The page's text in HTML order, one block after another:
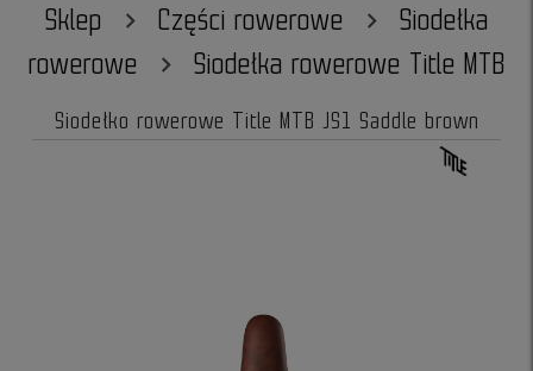
Sklep Części rowerowe
Siodełka
rowerowe
Siodełka rowerowe Title MTB
Siodełko rowerowe Title MTB JS1 Saddle brown